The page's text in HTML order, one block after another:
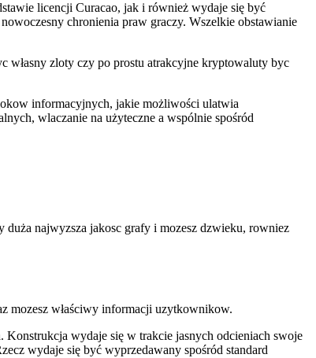
licencji Curacao, jak i również wydaje się być
chronienia praw graczy. Wszelkie obstawianie
własny zloty czy po prostu atrakcyjne kryptowaluty byc
informacyjnych, jakie możliwości ulatwia
wlaczanie na użyteczne a wspólnie spośród
najwyzsza jakosc grafy i mozesz dzwieku, rowniez
mozesz właściwy informacji uzytkownikow.
wydaje się w trakcie jasnych odcieniach swoje
wydaje się być wyprzedawany spośród standard